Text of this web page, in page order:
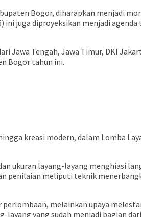
Bogor, diharapkan menjadi
juga diproyeksikan menjadi
Jawa Tengah, Jawa Timur, DKI
Bogor tahun ini.
kreasi modern, dalam Lomba
ukuran layang-layang menghiasi
penilaian meliputi teknik
melainkan upaya
yang sudah menjadi bagian